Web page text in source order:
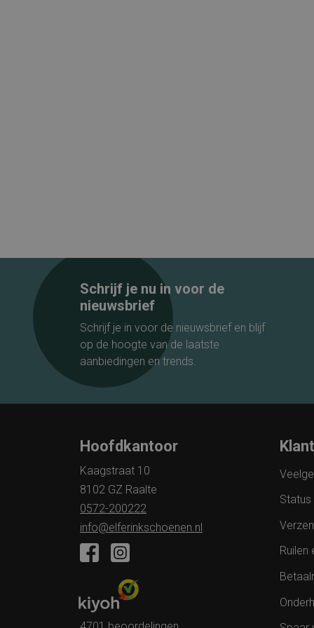
Schrijf je nu in voor de
nieuwsbrief
Schrijf je in voor de nieuwsbrief en blijf
op de hoogte van de laatste
aanbiedingen en trends.
Hoofdkantoor
Kaagstraat 10
8102 GZ Raalte
0572-200222
info@elferinkschoenen.nl
Status
Ruilen